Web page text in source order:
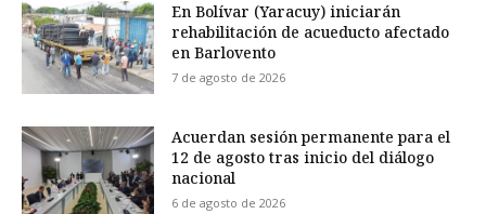
En Bolívar (Yaracuy) iniciarán
rehabilitación de acueducto afectado
en Barlovento
7 de agosto de 2026
Acuerdan sesión permanente para el
12 de agosto tras inicio del diálogo
nacional
6 de agosto de 2026